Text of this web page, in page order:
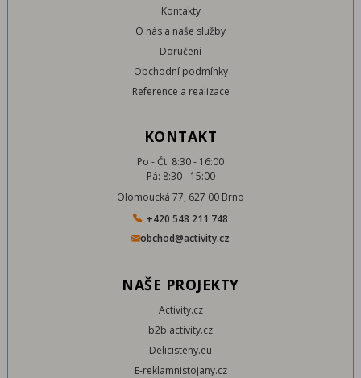
Kontakty
O nás a naše služby
Doručení
Obchodní podmínky
Reference a realizace
KONTAKT
Po - Čt: 8:30 - 16:00
Pá: 8:30 - 15:00
Olomoucká 77, 627 00 Brno
+420 548 211 748
obchod@activity.cz
NAŠE PROJEKTY
Activity.cz
b2b.activity.cz
Delicisteny.eu
E-reklamnistojany.cz